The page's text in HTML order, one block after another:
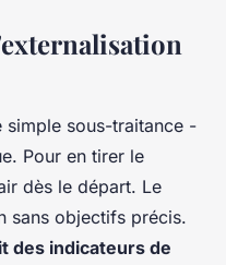
simple sous-traitance -
Pour en tirer le
dès le départ. Le
sans objectifs précis.
des indicateurs de